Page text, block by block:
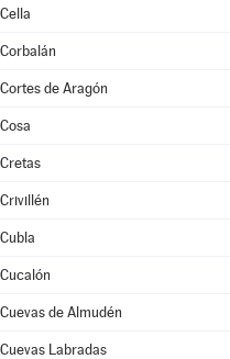
Cella
Corbalán
Cortes de Aragón
Cosa
Cretas
Crivillén
Cubla
Cucalón
Cuevas de Almudén
Cuevas Labradas